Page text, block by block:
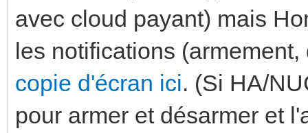
avec cloud payant) mais
les notifications
copie d'écran ici. (Si HA/
pour armer et désarmer et